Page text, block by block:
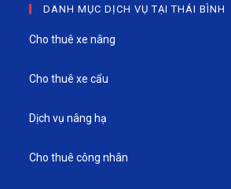
DANH MỤC DỊCH VỤ TẠI THÁI BÌNH
Cho thuê xe nâng
Cho thuê xe cẩu
Dịch vụ nâng hạ
Cho thuê công nhân